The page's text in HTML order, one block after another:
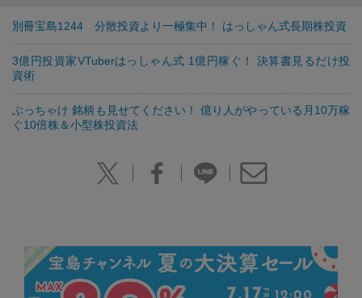
別冊宝島1244 分散投資より一極集中！ はっしゃん式長期株投資
3億円投資家VTuberはっしゃん式 1億円稼ぐ！ 決算書見るだけ投
資術
ぶっちゃけ 銘柄も見せてください！ 億り人がやっている月10万稼
ぐ10倍株＆小型株投資法